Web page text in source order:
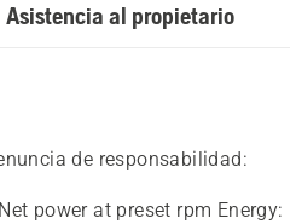
Asistencia al propietario
de responsabilidad:
Net power at preset rpm Energy: